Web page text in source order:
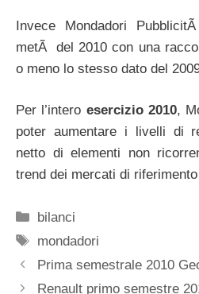
Invece Mondadori
metÃ del 2010 con una
o meno lo stesso dato del
Per l’intero esercizio 2010,
poter aumentare i livelli di
netto di elementi non
trend dei mercati di
Categorie
bilanci
Tag
mondadori
Prima semestrale 2010
Renault primo semestre